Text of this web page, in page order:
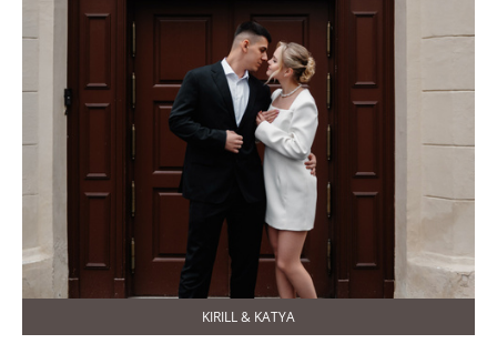
KIRILL & KATYA